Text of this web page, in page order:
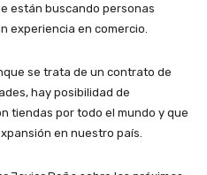
están buscando personas
experiencia en comercio.
se trata de un contrato de
hay posibilidad de
tiendas por todo el mundo y que
en nuestro país.